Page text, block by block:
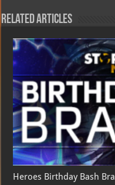
Related Articles
Heroes Birthday Bash